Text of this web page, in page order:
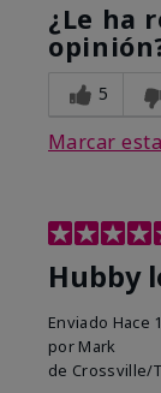
¿Le ha
5
Marcar
Hubby
Enviado Hace
por Mark
de Crossville/